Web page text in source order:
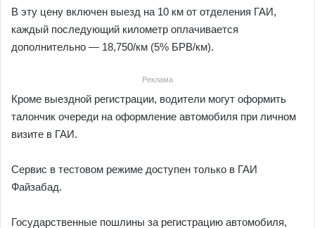
В эту цену включен выезд на 10 км от отделения ГАИ,
каждый последующий километр оплачивается
дополнительно — 18,750/км (5% БРВ/км).
Реклама
Кроме выездной регистрации, водители могут оформить
талончик очереди на оформление автомобиля при личном
визите в ГАИ.
Сервис в тестовом режиме доступен только в ГАИ
Файзабад.
Государственные пошлины за регистрацию автомобиля,